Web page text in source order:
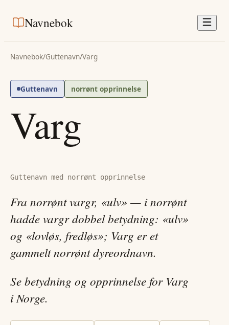
Navnebok
Navnebok/Guttenavn/Varg
Guttenavn norrønt opprinnelse
Varg
Guttenavn med norrønt opprinnelse
Fra norrønt vargr, «ulv» — i norrønt
hadde vargr dobbel betydning: «ulv»
og «lovløs, fredløs»; Varg er et
gammelt norrønt dyreordnavn.
Se betydning og opprinnelse for Varg
i Norge.